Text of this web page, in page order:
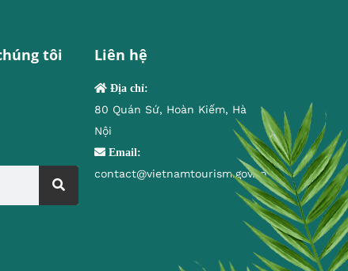
tôi Liên hệ
Địa chỉ:
80 Quán Sứ, Hoàn Kiếm, Hà
Nội
Email:
contact@vietnamtourism.gov.vn